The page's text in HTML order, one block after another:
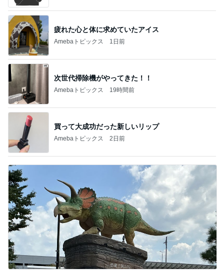
疲れた心と体に求めていたアイス
Amebaトピックス 1日前
次世代掃除機がやってきた！！
Amebaトピックス 19時間前
買って大成功だった新しいリップ
Amebaトピックス 2日前